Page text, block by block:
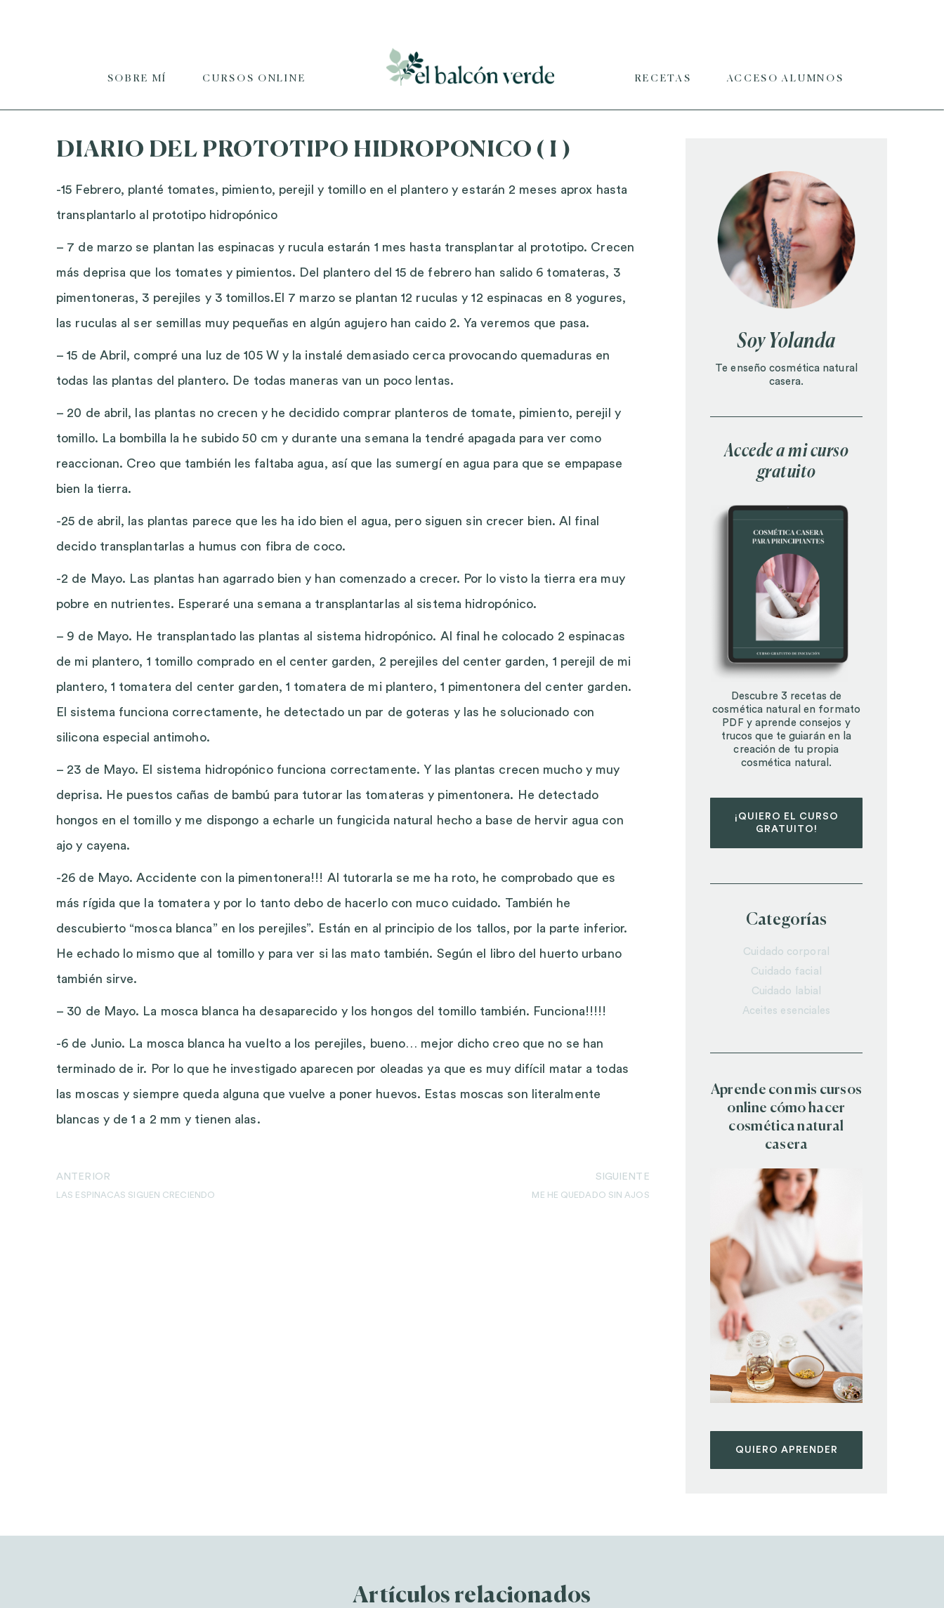
SOBRE MÍ CURSOS ONLINE RECETAS ACCESO ALUMNOS
DIARIO DEL PROTOTIPO HIDROPONICO ( I )
-15 Febrero, planté tomates, pimiento, perejil y tomillo en el plantero y estarán 2 meses aprox hasta
transplantarlo al prototipo hidropónico
– 7 de marzo se plantan las espinacas y rucula estarán 1 mes hasta transplantar al prototipo. Crecen
más deprisa que los tomates y pimientos. Del plantero del 15 de febrero han salido 6 tomateras, 3
pimentoneras, 3 perejiles y 3 tomillos.El 7 marzo se plantan 12 ruculas y 12 espinacas en 8 yogures,
las ruculas al ser semillas muy pequeñas en algún agujero han caido 2. Ya veremos que pasa.
– 15 de Abril, compré una luz de 105 W y la instalé demasiado cerca provocando quemaduras en
todas las plantas del plantero. De todas maneras van un poco lentas.
– 20 de abril, las plantas no crecen y he decidido comprar planteros de tomate, pimiento, perejil y
tomillo. La bombilla la he subido 50 cm y durante una semana la tendré apagada para ver como
reaccionan. Creo que también les faltaba agua, así que las sumergí en agua para que se empapase
bien la tierra.
-25 de abril, las plantas parece que les ha ido bien el agua, pero siguen sin crecer bien. Al final
decido transplantarlas a humus con fibra de coco.
-2 de Mayo. Las plantas han agarrado bien y han comenzado a crecer. Por lo visto la tierra era muy
pobre en nutrientes. Esperaré una semana a transplantarlas al sistema hidropónico.
– 9 de Mayo. He transplantado las plantas al sistema hidropónico. Al final he colocado 2 espinacas
de mi plantero, 1 tomillo comprado en el center garden, 2 perejiles del center garden, 1 perejil de mi
plantero, 1 tomatera del center garden, 1 tomatera de mi plantero, 1 pimentonera del center garden.
El sistema funciona correctamente, he detectado un par de goteras y las he solucionado con
silicona especial antimoho.
– 23 de Mayo. El sistema hidropónico funciona correctamente. Y las plantas crecen mucho y muy
deprisa. He puestos cañas de bambú para tutorar las tomateras y pimentonera. He detectado
hongos en el tomillo y me dispongo a echarle un fungicida natural hecho a base de hervir agua con
ajo y cayena.
-26 de Mayo. Accidente con la pimentonera!!! Al tutorarla se me ha roto, he comprobado que es
más rígida que la tomatera y por lo tanto debo de hacerlo con muco cuidado. También he
descubierto “mosca blanca” en los perejiles”. Están en al principio de los tallos, por la parte inferior.
He echado lo mismo que al tomillo y para ver si las mato también. Según el libro del huerto urbano
también sirve.
– 30 de Mayo. La mosca blanca ha desaparecido y los hongos del tomillo también. Funciona!!!!!
-6 de Junio. La mosca blanca ha vuelto a los perejiles, bueno… mejor dicho creo que no se han
terminado de ir. Por lo que he investigado aparecen por oleadas ya que es muy difícil matar a todas
las moscas y siempre queda alguna que vuelve a poner huevos. Estas moscas son literalmente
blancas y de 1 a 2 mm y tienen alas.
ANTERIOR
LAS ESPINACAS SIGUEN CRECIENDO
SIGUIENTE
ME HE QUEDADO SIN AJOS
Soy Yolanda
Te enseño cosmética natural
casera.
Accede a mi curso
gratuito
Descubre 3 recetas de
cosmética natural en formato
PDF y aprende consejos y
trucos que te guiarán en la
creación de tu propia
cosmética natural.
¡QUIERO EL CURSO
GRATUITO!
Categorías
Cuidado corporal
Cuidado facial
Cuidado labial
Aceites esenciales
Aprende con mis cursos
online cómo hacer
cosmética natural
casera
QUIERO APRENDER
Artículos relacionados